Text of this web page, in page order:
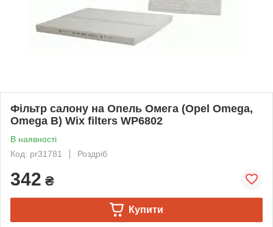
Фільтр салону на Опель Омега (Opel Omega,
Omega B) Wix filters WP6802
В наявності
Код: pr31781
Роздріб
342 ₴
Купити